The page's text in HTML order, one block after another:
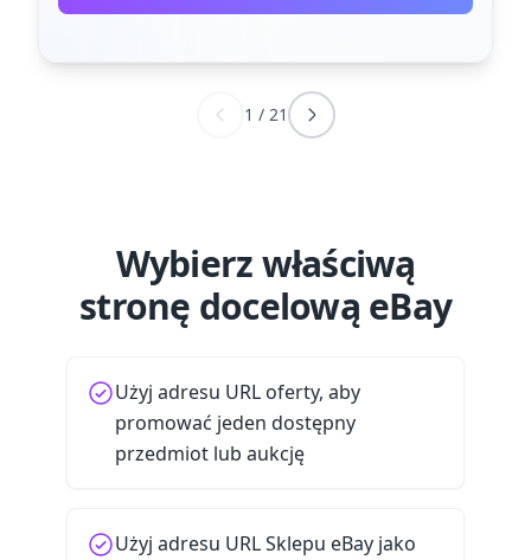
1 / 21
Wybierz właściwą
stronę docelową eBay
Użyj adresu URL oferty, aby
promować jeden dostępny
przedmiot lub aukcję
Użyj adresu URL Sklepu eBay jako